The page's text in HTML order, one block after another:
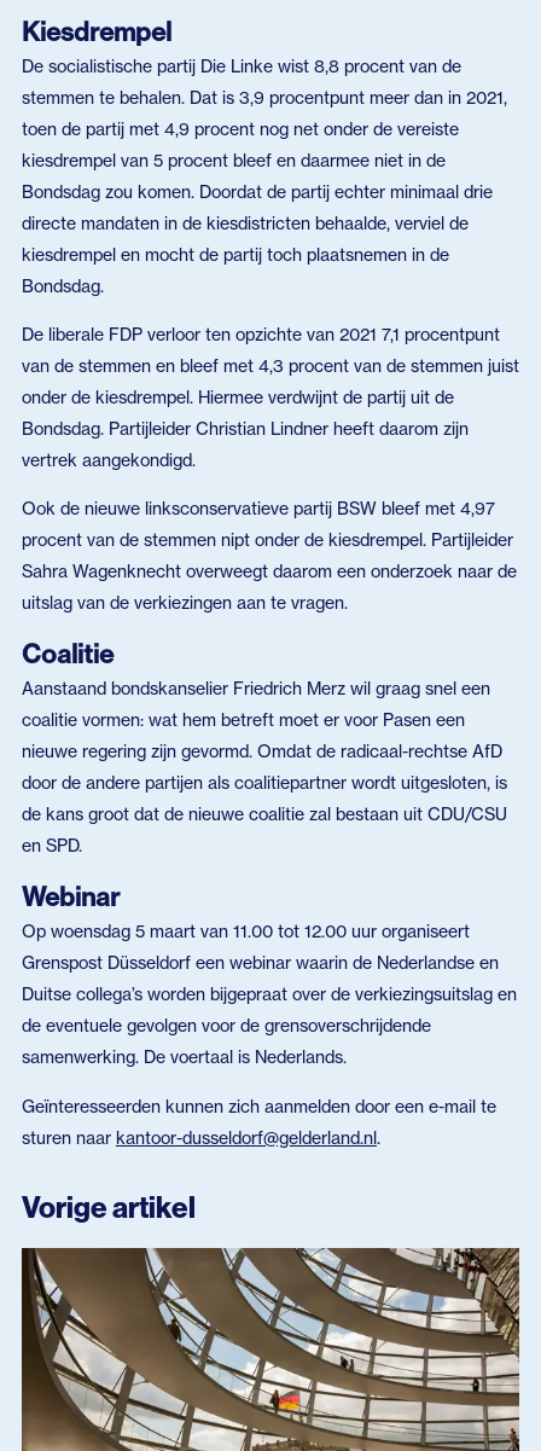
Kiesdrempel
De socialistische partij Die Linke wist 8,8 procent van de
stemmen te behalen. Dat is 3,9 procentpunt meer dan in 2021,
toen de partij met 4,9 procent nog net onder de vereiste
kiesdrempel van 5 procent bleef en daarmee niet in de
Bondsdag zou komen. Doordat de partij echter minimaal drie
directe mandaten in de kiesdistricten behaalde, verviel de
kiesdrempel en mocht de partij toch plaatsnemen in de
Bondsdag.
De liberale FDP verloor ten opzichte van 2021 7,1 procentpunt
van de stemmen en bleef met 4,3 procent van de stemmen juist
onder de kiesdrempel. Hiermee verdwijnt de partij uit de
Bondsdag. Partijleider Christian Lindner heeft daarom zijn
vertrek aangekondigd.
Ook de nieuwe linksconservatieve partij BSW bleef met 4,97
procent van de stemmen nipt onder de kiesdrempel. Partijleider
Sahra Wagenknecht overweegt daarom een onderzoek naar de
uitslag van de verkiezingen aan te vragen.
Coalitie
Aanstaand bondskanselier Friedrich Merz wil graag snel een
coalitie vormen: wat hem betreft moet er voor Pasen een
nieuwe regering zijn gevormd. Omdat de radicaal-rechtse AfD
door de andere partijen als coalitiepartner wordt uitgesloten, is
de kans groot dat de nieuwe coalitie zal bestaan uit CDU/CSU
en SPD.
Webinar
Op woensdag 5 maart van 11.00 tot 12.00 uur organiseert
Grenspost Düsseldorf een webinar waarin de Nederlandse en
Duitse collega’s worden bijgepraat over de verkiezingsuitslag en
de eventuele gevolgen voor de grensoverschrijdende
samenwerking. De voertaal is Nederlands.
Geïnteresseerden kunnen zich aanmelden door een e-mail te
sturen naar kantoor-dusseldorf@gelderland.nl.
Vorige artikel